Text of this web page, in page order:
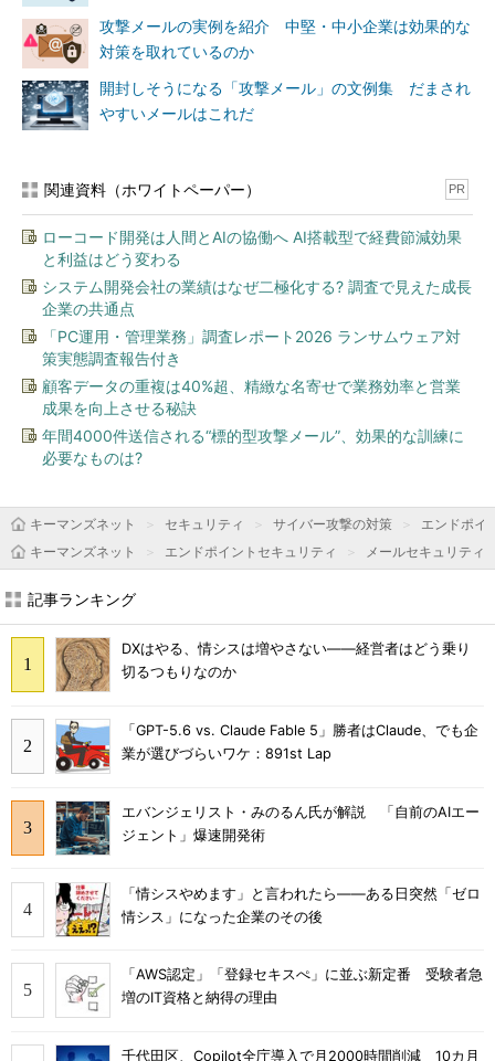
攻撃メールの実例を紹介 中堅・中小企業は効果的な
対策を取れているのか
開封しそうになる「攻撃メール」の文例集 だまされ
やすいメールはこれだ
関連資料（ホワイトペーパー） PR
ローコード開発は人間とAIの協働へ AI搭載型で経費節減効果
と利益はどう変わる
システム開発会社の業績はなぜ二極化する? 調査で見えた成長
企業の共通点
「PC運用・管理業務」調査レポート2026 ランサムウェア対
策実態調査報告付き
顧客データの重複は40%超、精緻な名寄せで業務効率と営業
成果を向上させる秘訣
年間4000件送信される“標的型攻撃メール”、効果的な訓練に
必要なものは?
キーマンズネット セキュリティ サイバー攻撃の対策
エンドポイ
キーマンズネット
エンドポイントセキュリティ メールセキュリティ
記事ランキング
DXはやる、情シスは増やさない――経営者はどう乗り
切るつもりなのか
「GPT-5.6 vs. Claude Fable 5」勝者はClaude、でも企
業が選びづらいワケ：891st Lap
エバンジェリスト・みのるん氏が解説 「自前のAIエー
ジェント」爆速開発術
「情シスやめます」と言われたら――ある日突然「ゼロ
情シス」になった企業のその後
「AWS認定」「登録セキスぺ」に並ぶ新定番 受験者急
増のIT資格と納得の理由
千代田区、Copilot全庁導入で月2000時間削減 10カ月